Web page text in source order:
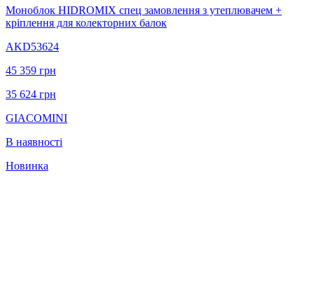
Моноблок HIDROMIX спец замовлення з утеплювачем +
кріплення для колекторних балок
AKD53624
45 359 грн
35 624 грн
GIACOMINI
В наявності
Новинка